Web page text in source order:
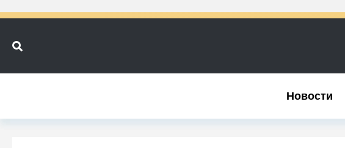
Новости
Новости